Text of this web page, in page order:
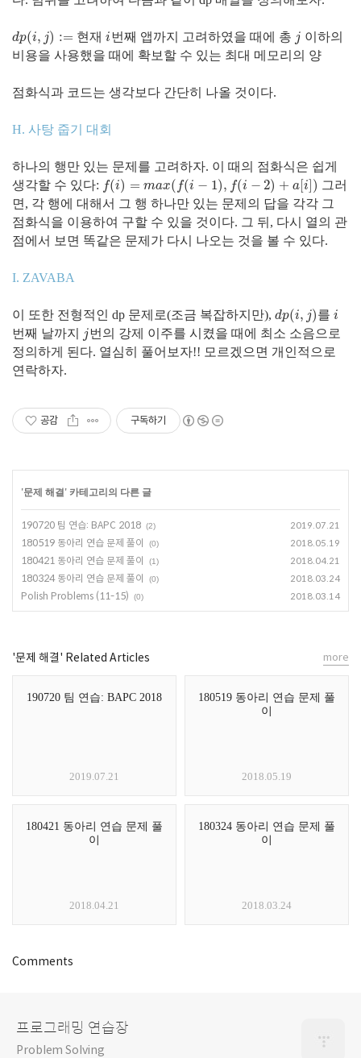
dp(i, j) :=
dp(i,j) := 현재i
i 번째 앱까지 고려하였을 때에 총 j
j 이하의
비용을 사용했을 때에 확보할 수 있는 최대 메모리의 양
점화식과 코드는 생각보다 간단히 나올 것이다.
H. 사탕 줍기 대회
하나의 행만 있는 문제를 고려하자. 이 때의 점화식은 쉽게
생각할 수 있다: f(i) = max( f(i − 1), f(i − 2) + a[ i )
f(i)= ma x(f(i−1 ),f(i −2 +a[ ])
그러
면, 각 행에 대해서 그 행 하나만 있는 문제의 답을 각각 그
점화식을 이용하여 구할 수 있을 것이다. 그 뒤, 다시 열의 관
점에서 보면 똑같은 문제가 다시 나오는 것을 볼 수 있다.
I. ZAVABA
이 또한 전형적인 dp 문제로(조금 복잡하지만), dp(i, j)
dp(i,j) 를 i
i
번째 날까지 j
j 번의 강제 이주를 시켰을 때에 최소 소음으로
정의하게 된다. 열심히 풀어보자!! 모르겠으면 개인적으로
연락하자.
공감 구독하기
'문제 해결' 카테고리의 다른 글
190720 팀 연습: BAPC 2018 (2) 2019.07.21
180519 동아리 연습 문제 풀이 (0) 2018.05.19
180421 동아리 연습 문제 풀이 (1) 2018.04.21
180324 동아리 연습 문제 풀이 (0) 2018.03.24
Polish Problems (11-15) (0) 2018.03.14
'문제 해결' Related Articles
190720 팀 연습: BAPC 2018
2019.07.21
180519 동아리 연습 문제 풀
이
2018.05.19
180421 동아리 연습 문제 풀
이
2018.04.21
180324 동아리 연습 문제 풀
이
2018.03.24
more
Comments
프로그래밍 연습장
Problem Solving